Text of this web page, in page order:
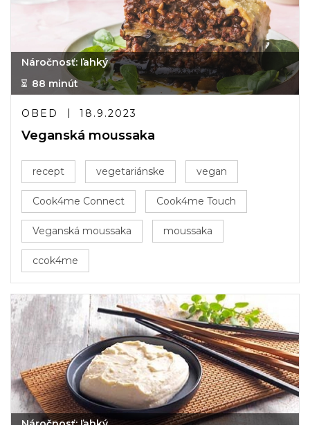
Náročnosť: ľahký
88 minút
OBED 18.9.2023
Veganská moussaka
recept vegetariánske vegan
Cook4me Connect Cook4me Touch
Veganská moussaka moussaka
ccok4me